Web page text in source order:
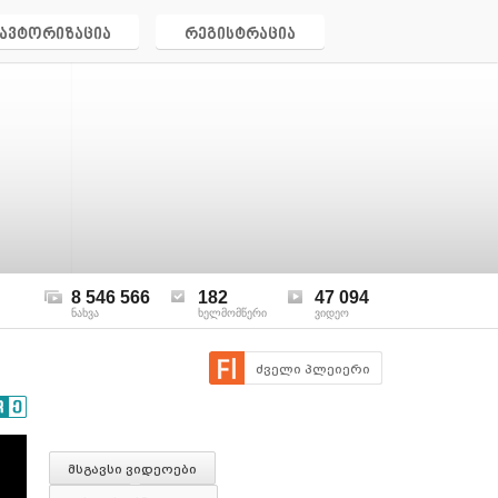
ავტორიზაცია რეგისტრაცია
8 546 566
ნახვა
182
ხელმომწერი
47 094
ვიდეო
ძველი პლეიერი
მსგავსი ვიდეოები